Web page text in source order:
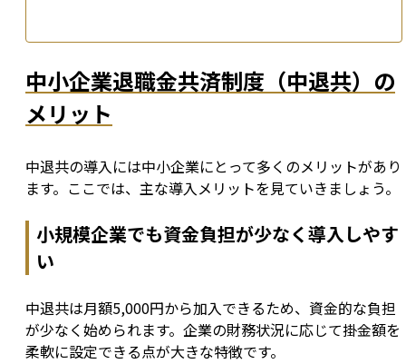
中小企業退職金共済制度（中退共）の
メリット
中退共の導入には中小企業にとって多くのメリットがあり
ます。ここでは、主な導入メリットを見ていきましょう。
小規模企業でも資金負担が少なく導入しやす
い
中退共は月額5,000円から加入できるため、資金的な負担
が少なく始められます。企業の財務状況に応じて掛金額を
柔軟に設定できる点が大きな特徴です。